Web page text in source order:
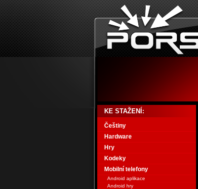
KE STAŽENÍ:
Češtiny
Hardware
Hry
Kodeky
Mobilní telefony
Android aplikace
Android hry